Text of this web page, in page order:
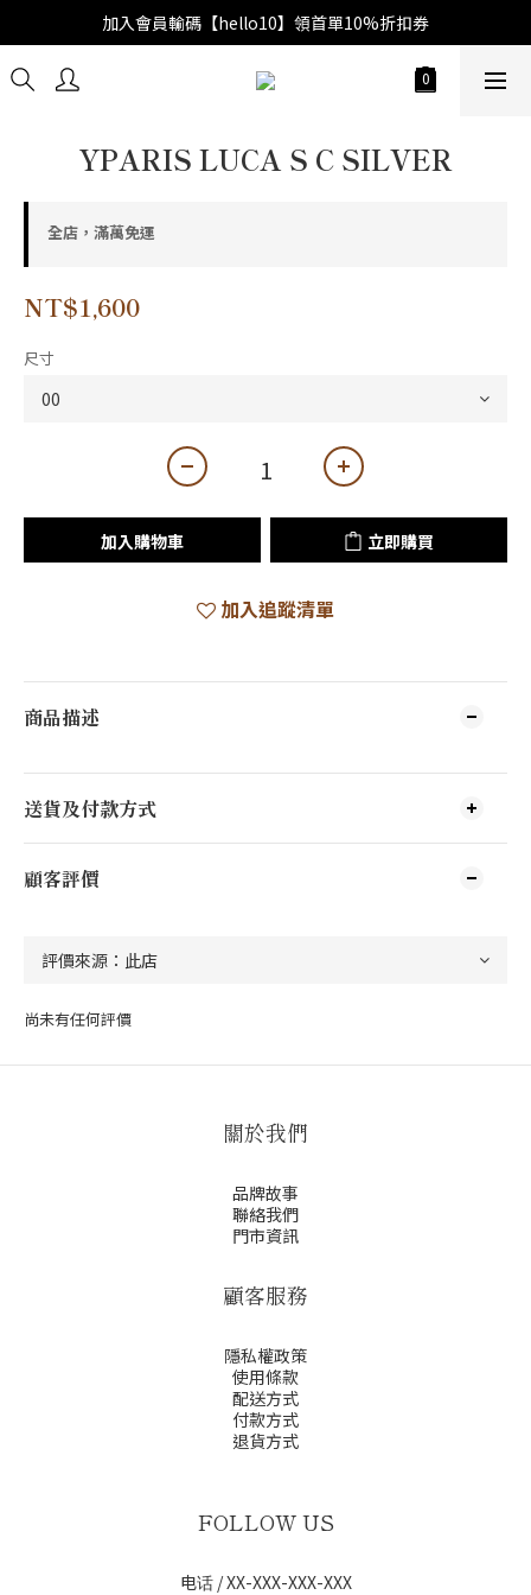
加入會員輸碼【hello10】領首單10%折扣券
YPARIS LUCA S C SILVER
全店，滿萬免運
NT$1,600
尺寸
加入購物車 立即購買
加入追蹤清單
商品描述
送貨及付款方式
顧客評價
尚未有任何評價
關於我們
品牌故事
聯絡我們
門市資訊
顧客服務
隱私權政策
使用條款
配送方式
付款方式
退貨方式
FOLLOW US
电话 / XX-XXX-XXX-XXX